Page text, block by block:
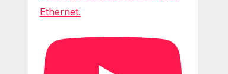
Ethernet.